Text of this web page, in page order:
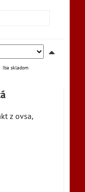
Iba skladom
z ovsa,